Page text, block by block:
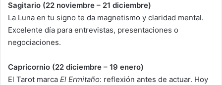
Sagitario (22 noviembre – 21 diciembre)
La Luna en tu signo te da magnetismo y claridad mental.
Excelente día para entrevistas, presentaciones o
negociaciones.
Capricornio (22 diciembre – 19 enero)
El Tarot marca El Ermitaño: reflexión antes de actuar. Hoy